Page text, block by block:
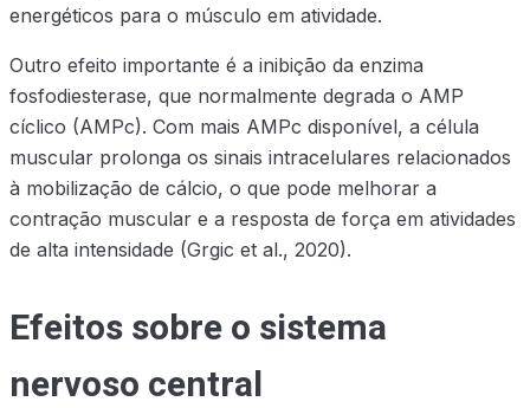
energéticos para o músculo em atividade.
Outro efeito importante é a inibição da enzima
fosfodiesterase, que normalmente degrada o AMP
cíclico (AMPc). Com mais AMPc disponível, a célula
muscular prolonga os sinais intracelulares relacionados
à mobilização de cálcio, o que pode melhorar a
contração muscular e a resposta de força em atividades
de alta intensidade (Grgic et al., 2020).
Efeitos sobre o sistema
nervoso central